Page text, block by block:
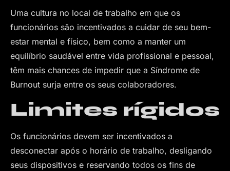
Uma cultura no local de trabalho em que os
funcionários são incentivados a cuidar de seu bem-
estar mental e físico, bem como a manter um
equilíbrio saudável entre vida profissional e pessoal,
têm mais chances de impedir que a Síndrome de
Burnout surja entre os seus colaboradores.
Limites rígidos
Os funcionários devem ser incentivados a
desconectar após o horário de trabalho, desligando
seus dispositivos e reservando todos os fins de